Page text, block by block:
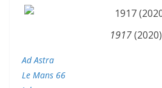
1917(2020)
Ad Astra
Le Mans 66